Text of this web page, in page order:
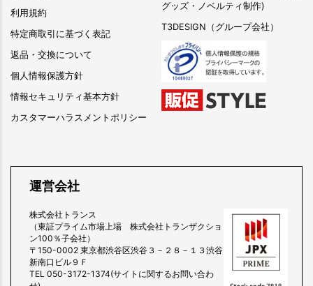
利用規約
特定商取引に基づく表記
返品・交換について
個人情報保護方針
情報セキュリティ基本方針
カスタマーハラスメントポリシー
グッズ・ノベルティ制作)
T3DESIGN（グループ会社）
運営会社
株式会社トランス
（東証プライム市場上場 株式会社トランザクショ
ン100％子会社）
〒150-0002 東京都渋谷区渋谷３－２８－１３渋谷
新南口ビル９Ｆ
TEL 050-3172-1374(サイトに関するお問い合わ